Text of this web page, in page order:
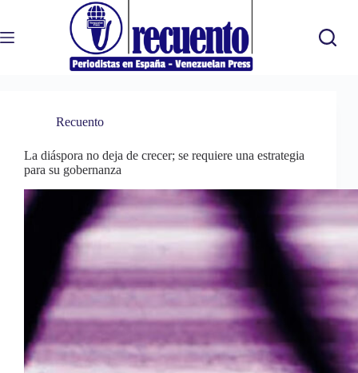
contenido
Recuento
La diáspora no deja de crecer; se requiere una estrategia
para su gobernanza